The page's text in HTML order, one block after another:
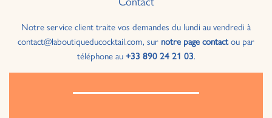
Notre service client traite vos demandes du lundi au vendredi à
contact@laboutiqueducocktail.com, sur notre page contactou par
téléphone au +33 890 24 21 03.